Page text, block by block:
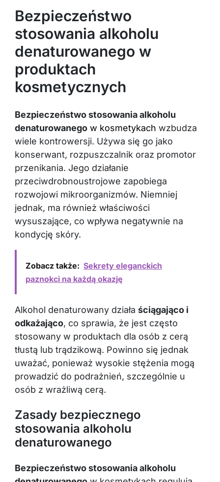
Bezpieczeństwo
stosowania alkoholu
denaturowanego w
produktach
kosmetycznych
Bezpieczeństwo stosowania alkoholu
denaturowanego
w kosmetykach
wzbudza
wiele kontrowersji. Używa się go jako
konserwant, rozpuszczalnik oraz promotor
przenikania. Jego działanie
przeciwdrobnoustrojowe zapobiega
rozwojowi mikroorganizmów. Niemniej
jednak, ma również właściwości
wysuszające, co wpływa negatywnie na
kondycję skóry.
paznokci na każdą okazję
Alkohol denaturowany działa
ściągająco i
odkażająco
, co sprawia, że jest często
stosowany w produktach dla osób z cerą
tłustą lub trądzikową. Powinno się jednak
uważać, ponieważ wysokie stężenia mogą
prowadzić do podrażnień, szczególnie u
osób z wrażliwą cerą.
Zasady bezpiecznego
stosowania alkoholu
denaturowanego
Bezpieczeństwo stosowania alkoholu
denaturowanego
w kosmetykach regulują